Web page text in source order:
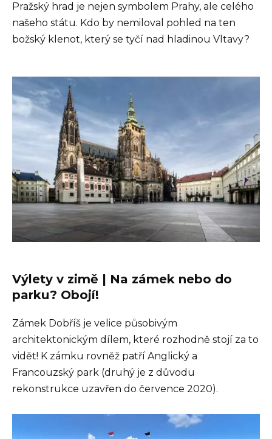
Pražský hrad je nejen symbolem Prahy, ale celého
našeho státu. Kdo by nemiloval pohled na ten
božský klenot, který se tyčí nad hladinou Vltavy?
Výlety v zimě | Na zámek nebo do
parku? Obojí!
Zámek Dobříš je velice působivým
architektonickým dílem, které rozhodně stojí za to
vidět! K zámku rovněž patří Anglický a
Francouzský park (druhý je z důvodu
rekonstrukce uzavřen do července 2020).